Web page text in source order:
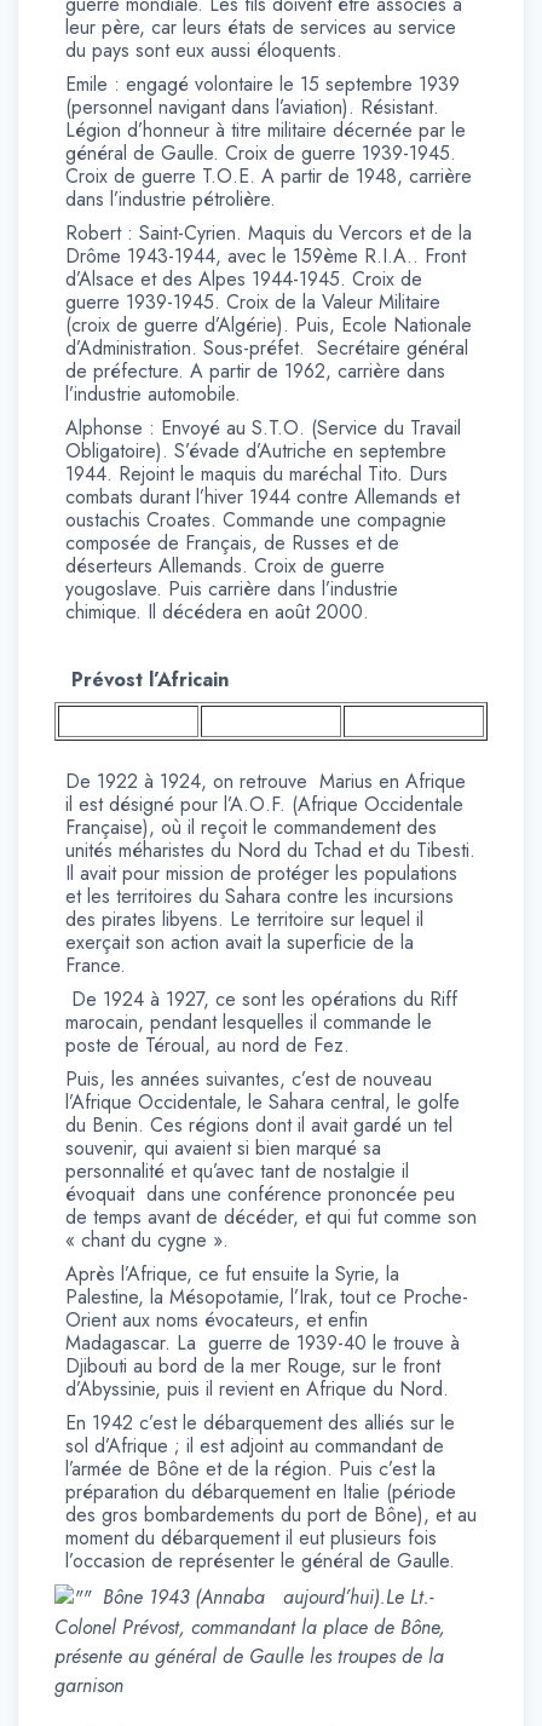
leur père, car leurs états de services au service
du pays sont eux aussi éloquents.
Emile : engagé volontaire le 15 septembre 1939
(personnel navigant dans l’aviation). Résistant.
Légion d’honneur à titre militaire décernée par le
général de Gaulle. Croix de guerre 1939-1945.
Croix de guerre T.O.E. A partir de 1948, carrière
dans l’industrie pétrolière.
Robert : Saint-Cyrien. Maquis du Vercors et de la
Drôme 1943-1944, avec le 159ème R.I.A.. Front
d’Alsace et des Alpes 1944-1945. Croix de
guerre 1939-1945. Croix de la Valeur Militaire
(croix de guerre d’Algérie). Puis, Ecole Nationale
d’Administration. Sous-préfet. Secrétaire général
de préfecture. A partir de 1962, carrière dans
l’industrie automobile.
Alphonse : Envoyé au S.T.O. (Service du Travail
Obligatoire). S’évade d’Autriche en septembre
1944. Rejoint le maquis du maréchal Tito. Durs
combats durant l’hiver 1944 contre Allemands et
oustachis Croates. Commande une compagnie
composée de Français, de Russes et de
déserteurs Allemands. Croix de guerre
yougoslave. Puis carrière dans l’industrie
chimique. Il décédera en août 2000.
Prévost l’Africain
De 1922 à 1924, on retrouve Marius en Afrique
il est désigné pour l’A.O.F. (Afrique Occidentale
Française), où il reçoit le commandement des
unités méharistes du Nord du Tchad et du Tibesti.
Il avait pour mission de protéger les populations
et les territoires du Sahara contre les incursions
des pirates libyens. Le territoire sur lequel il
exerçait son action avait la superficie de la
France.
De 1924 à 1927, ce sont les opérations du Riff
marocain, pendant lesquelles il commande le
poste de Téroual, au nord de Fez.
Puis, les années suivantes, c’est de nouveau
l’Afrique Occidentale, le Sahara central, le golfe
du Benin. Ces régions dont il avait gardé un tel
souvenir, qui avaient si bien marqué sa
personnalité et qu’avec tant de nostalgie il
évoquait dans une conférence prononcée peu
de temps avant de décéder, et qui fut comme son
« chant du cygne ».
Après l’Afrique, ce fut ensuite la Syrie, la
Palestine, la Mésopotamie, l’Irak, tout ce Proche-
Orient aux noms évocateurs, et enfin
Madagascar. La guerre de 1939-40 le trouve à
Djibouti au bord de la mer Rouge, sur le front
d’Abyssinie, puis il revient en Afrique du Nord.
En 1942 c’est le débarquement des alliés sur le
sol d’Afrique ; il est adjoint au commandant de
l’armée de Bône et de la région. Puis c’est la
préparation du débarquement en Italie (période
des gros bombardements du port de Bône), et au
moment du débarquement il eut plusieurs fois
l’occasion de représenter le général de Gaulle.
Bône 1943 (Annaba aujourd’hui).Le Lt.-
Colonel Prévost, commandant la place de Bône,
présente au général de Gaulle les troupes de la
garnison